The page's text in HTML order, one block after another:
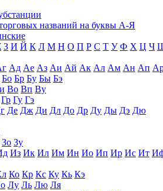
названий на буквы А-Я
З И Й К Л М Н О П Р С Т У Ф Х Ц Ч
Ад Ае Аз Аи Ай Ак Ал Ам Ан Ап
Бо Бр Бу Бы Бэ
Во Вп Ву
Гр Гу Гэ
Де Дж Ди Дл До Др Ду Ды Дэ Дю
Зо Зу
Из Ик Ил Им Ин Ио Ип Ир Ис Ит
Ко Кр Кс Ку Кь Кэ
Лу Ль Лю Ля